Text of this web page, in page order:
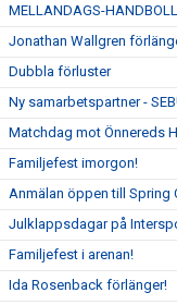
MELLANDAGS-
Jonathan Wallgren
Dubbla förluster
Ny samarbetspartner - SEB!
Matchdag mot Önnereds
Familjefest imorgon!
Anmälan öppen till Spring
Julklappsdagar på
Familjefest i arenan!
Ida Rosenback förlänger!